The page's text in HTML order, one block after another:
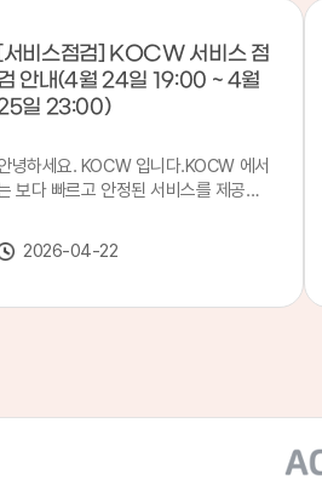
[서비스점검] KOCW 서비스 점
안내(4월 24일 19:00 ~ 4월
일 23:00)
녕하세요. KOCW 입니다.KOCW 에서
보다 빠르고 안정된 서비스를 제공하
합니다.※ 서비스 점검 작업 일시 : 4월
일(금) 19:00 ~ 4월 25일(토) 23:00
일시중지될 예정이오니, 이 점 양해하
2026-04-22